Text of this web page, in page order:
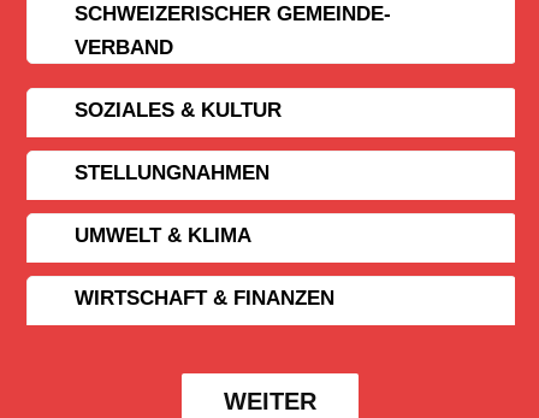
SCHWEIZERISCHER GEMEINDE­
VERBAND
SOZIALES & KULTUR
STELLUNGNAHMEN
UMWELT & KLIMA
WIRTSCHAFT & FINANZEN
WEITER